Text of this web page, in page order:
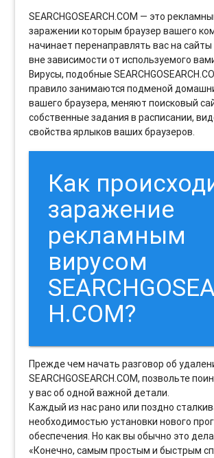
SEARCHGOSEARCH.COM — это
заражении которым браузер вашего
начинает перенаправлять вас на
вне зависимости от используемого
Вирусы, подобные
правило занимаются подменой
вашего браузера, меняют поисковый
собственные задания в расписании,
свойства ярлыков ваших браузеров.
Как
заражение
рекламным
вирусом
H.COM?
Прежде чем начать разговор об
SEARCHGOSEARCH.COM, позвольте
у вас об одной важной детали.
Каждый из нас рано или поздно
необходимостью установки нового
обеспечения. Но как вы обычно это
«Конечно, самым простым и быстрым